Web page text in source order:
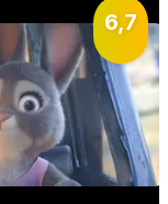
6,7